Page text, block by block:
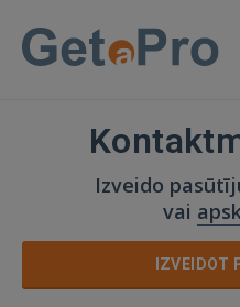
Izveido
vai
IZVEIDOT